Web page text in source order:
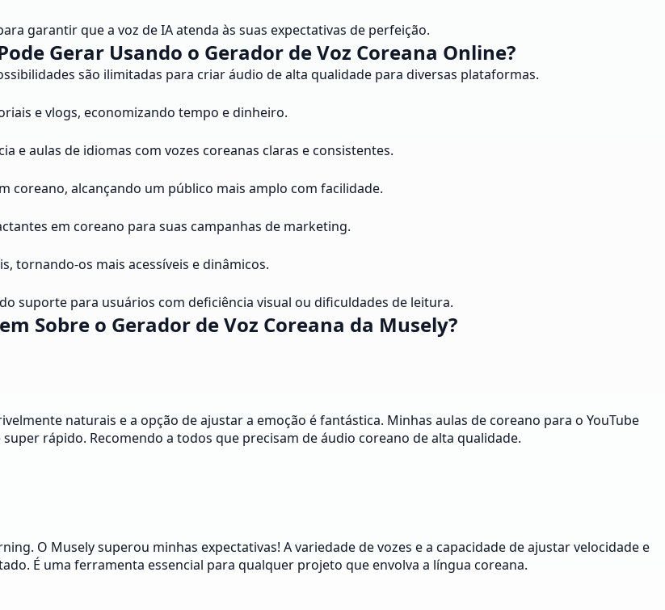
garantir que a voz de IA atenda às suas expectativas de perfeição.
Gerar Usando o Gerador de Voz Coreana Online?
são ilimitadas para criar áudio de alta qualidade para diversas plataformas.
e vlogs, economizando tempo e dinheiro.
e aulas de idiomas com vozes coreanas claras e consistentes.
coreano, alcançando um público mais amplo com facilidade.
em coreano para suas campanhas de marketing.
tornando-os mais acessíveis e dinâmicos.
suporte para usuários com deficiência visual ou dificuldades de leitura.
Sobre o Gerador de Voz Coreana da Musely?
naturais e a opção de ajustar a emoção é fantástica. Minhas aulas de coreano para o YouTube
rápido. Recomendo a todos que precisam de áudio coreano de alta qualidade.
O Musely superou minhas expectativas! A variedade de vozes e a capacidade de ajustar velocidade e
É uma ferramenta essencial para qualquer projeto que envolva a língua coreana.